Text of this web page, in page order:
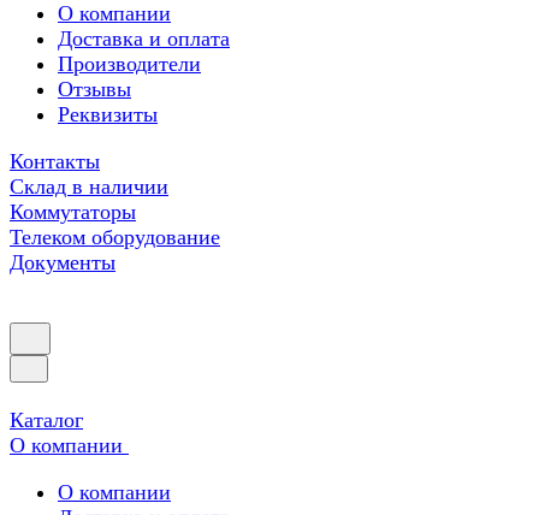
О компании
Доставка и оплата
Производители
Отзывы
Реквизиты
Контакты
Склад в наличии
Коммутаторы
Телеком оборудование
Документы
Каталог
О компании
О компании